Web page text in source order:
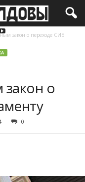
закон о переходе СИБ
о
0